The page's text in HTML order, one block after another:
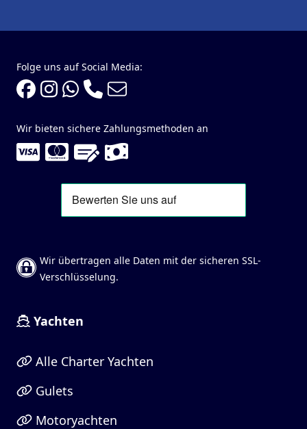
Folge uns auf Social Media:
Wir bieten sichere Zahlungsmethoden an
Wir übertragen alle Daten mit der sicheren SSL-
Verschlüsselung.
Yachten
Alle Charter Yachten
Gulets
Motoryachten